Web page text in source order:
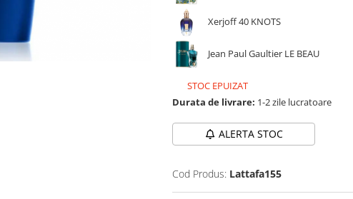
Xerjoff 40 KNOTS
Jean Paul Gaultier LE BEAU
STOC EPUIZAT
Durata de livrare: 1-2 zile lucratoare
ALERTA STOC
Cod Produs: Lattafa155